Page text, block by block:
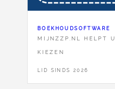
BOEKHOUDSOFTWARE
MIJNZZP.NL HELPT U
KIEZEN
LID SINDS 2026